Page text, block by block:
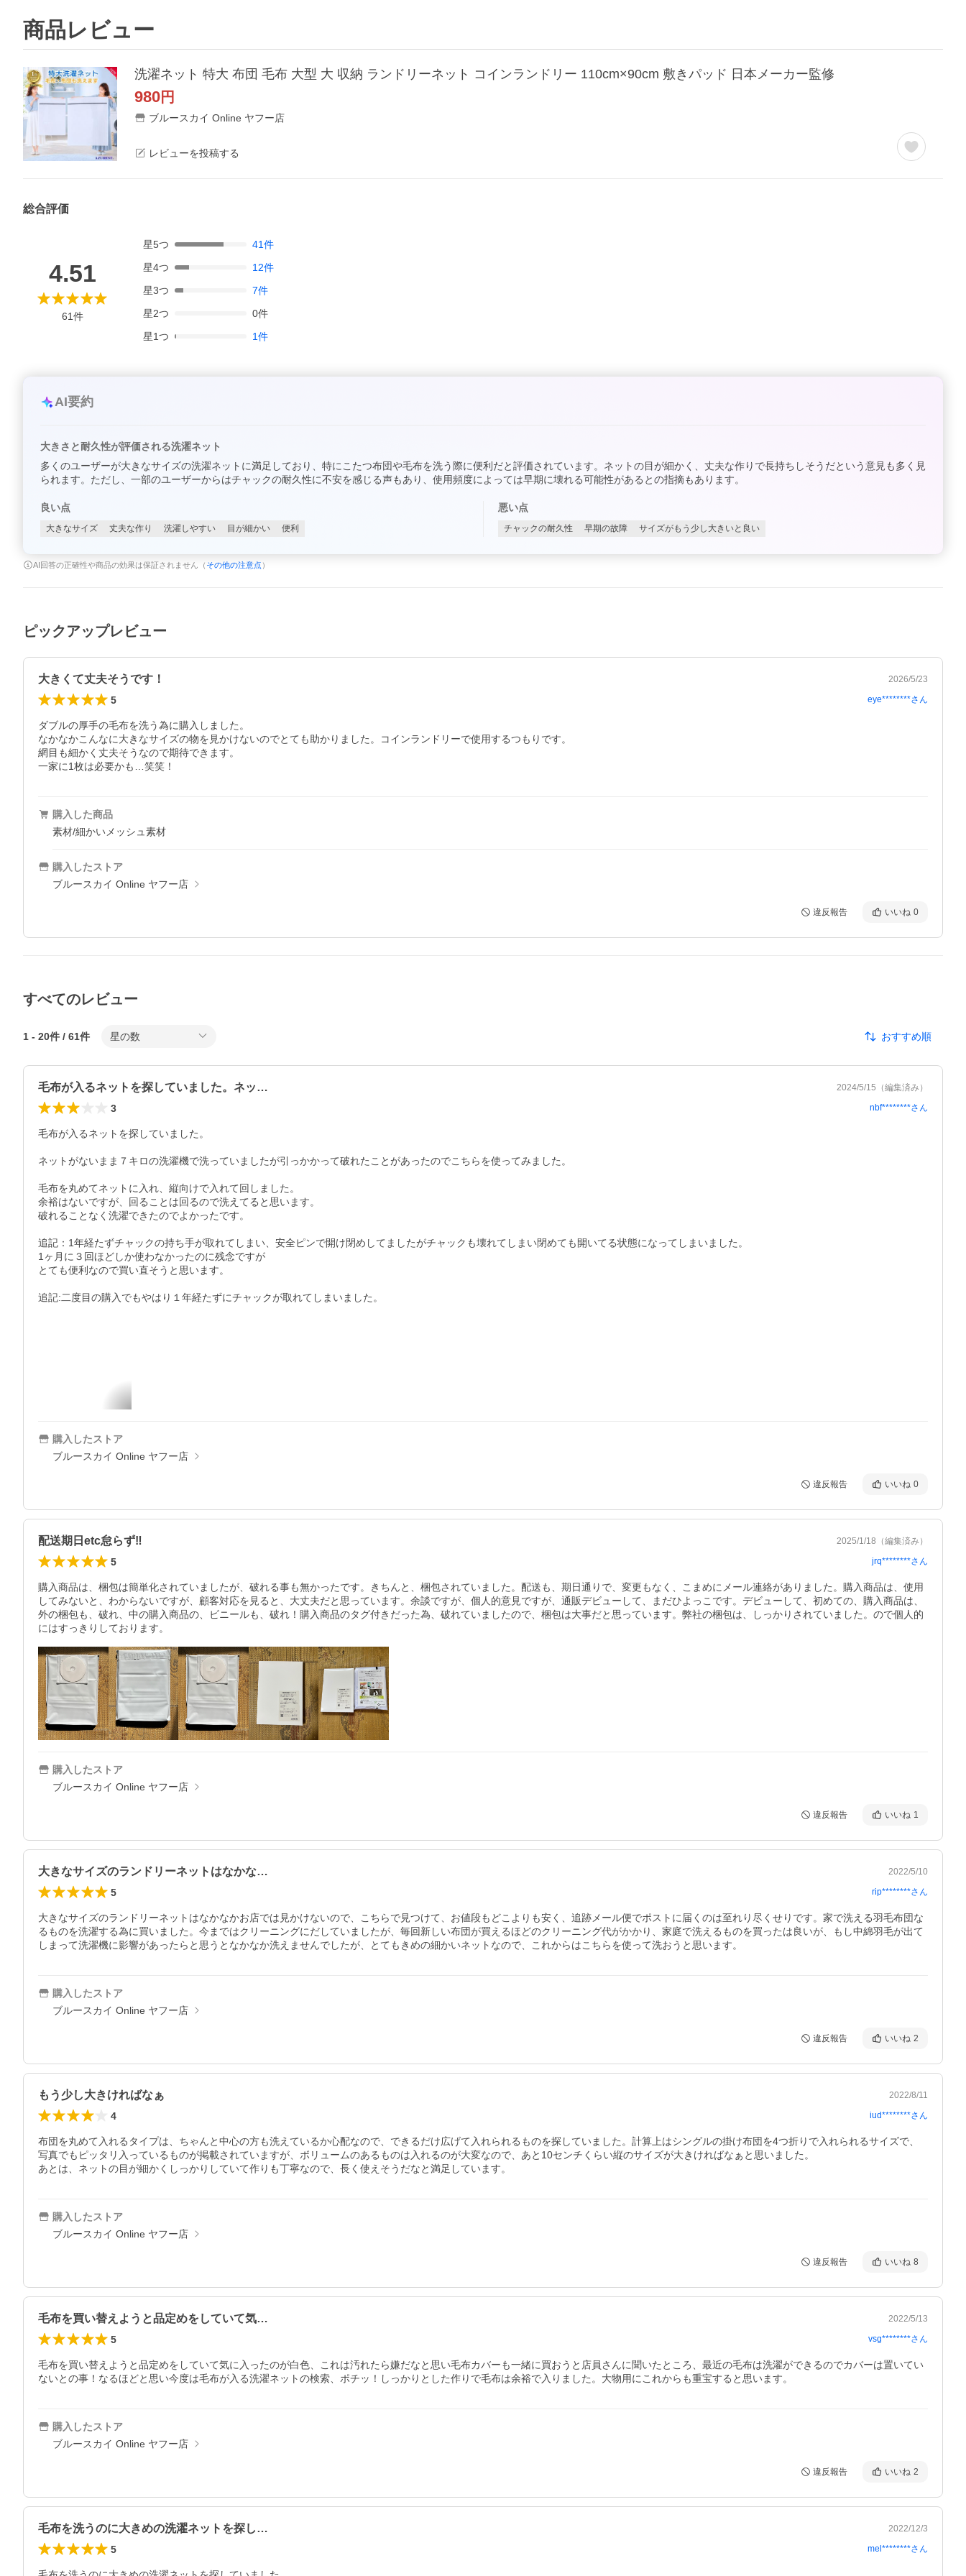
商品レビュー
洗濯ネット 特大 布団 毛布 大型 大 収納 ランドリーネット コインランドリー 110cm×90cm 敷きパッド 日本メーカー監修
980円
ブルースカイ Online ヤフー店
レビューを投稿する
総合評価
4.51
61件
星5つ 41件
星4つ 12件
星3つ 7件
星2つ 0件
星1つ 1件
AI要約
大きさと耐久性が評価される洗濯ネット
多くのユーザーが大きなサイズの洗濯ネットに満足しており、特にこたつ布団や毛布を洗う際に便利だと評価されています。ネットの目が細かく、丈夫な作りで長持ちしそうだという意見も多く見
られます。ただし、一部のユーザーからはチャックの耐久性に不安を感じる声もあり、使用頻度によっては早期に壊れる可能性があるとの指摘もあります。
良い点
大きなサイズ 丈夫な作り 洗濯しやすい 目が細かい 便利
悪い点
チャックの耐久性 早期の故障 サイズがもう少し大きいと良い
AI回答の正確性や商品の効果は保証されません（ その他の注意点 ）
ピックアップレビュー
大きくて丈夫そうです！ 2026/5/23
5 eye********さん
ダブルの厚手の毛布を洗う為に購入しました。
なかなかこんなに大きなサイズの物を見かけないのでとても助かりました。コインランドリーで使用するつもりです。
網目も細かく丈夫そうなので期待できます。
一家に1枚は必要かも…笑笑！
購入した商品
素材/細かいメッシュ素材
購入したストア
ブルースカイ Online ヤフー店
違反報告 いいね 0
すべてのレビュー
1 - 20件 / 61件 星の数 おすすめ順
毛布が入るネットを探していました。ネッ… 2024/5/15 （編集済み）
3 nbf********さん
毛布が入るネットを探していました。
ネットがないまま７キロの洗濯機で洗っていましたが引っかかって破れたことがあったのでこちらを使ってみました。
毛布を丸めてネットに入れ、縦向けで入れて回しました。
余裕はないですが、回ることは回るので洗えてると思います。
破れることなく洗濯できたのでよかったです。
追記：1年経たずチャックの持ち手が取れてしまい、安全ピンで開け閉めしてましたがチャックも壊れてしまい閉めても開いてる状態になってしまいました。
1ヶ月に３回ほどしか使わなかったのに残念ですが
とても便利なので買い直そうと思います。
追記:二度目の購入でもやはり１年経たずにチャックが取れてしまいました。
購入したストア
ブルースカイ Online ヤフー店
違反報告 いいね 0
配送期日etc怠らず‼︎ 2025/1/18 （編集済み）
5 jrq********さん
購入商品は、梱包は簡単化されていましたが、破れる事も無かったです。きちんと、梱包されていました。配送も、期日通りで、変更もなく、こまめにメール連絡がありました。購入商品は、使用
してみないと、わからないですが、顧客対応を見ると、大丈夫だと思っています。余談ですが、個人的意見ですが、通販デビューして、まだひよっこです。デビューして、初めての、購入商品は、
外の梱包も、破れ、中の購入商品の、ビニールも、破れ！購入商品のタグ付きだった為、破れていましたので、梱包は大事だと思っています。弊社の梱包は、しっかりされていました。ので個人的
にはすっきりしております。
購入したストア
ブルースカイ Online ヤフー店
違反報告 いいね 1
大きなサイズのランドリーネットはなかな… 2022/5/10
5 rip********さん
大きなサイズのランドリーネットはなかなかお店では見かけないので、こちらで見つけて、お値段もどこよりも安く、追跡メール便でポストに届くのは至れり尽くせりです。家で洗える羽毛布団な
るものを洗濯する為に買いました。今まではクリーニングにだしていましたが、毎回新しい布団が買えるほどのクリーニング代がかかり、家庭で洗えるものを買ったは良いが、もし中綿羽毛が出て
しまって洗濯機に影響があったらと思うとなかなか洗えませんでしたが、とてもきめの細かいネットなので、これからはこちらを使って洗おうと思います。
購入したストア
ブルースカイ Online ヤフー店
違反報告 いいね 2
もう少し大きければなぁ 2022/8/11
4 iud********さん
布団を丸めて入れるタイプは、ちゃんと中心の方も洗えているか心配なので、できるだけ広げて入れられるものを探していました。計算上はシングルの掛け布団を4つ折りで入れられるサイズで、
写真でもピッタリ入っているものが掲載されていますが、ボリュームのあるものは入れるのが大変なので、あと10センチくらい縦のサイズが大きければなぁと思いました。
あとは、ネットの目が細かくしっかりしていて作りも丁寧なので、長く使えそうだなと満足しています。
購入したストア
ブルースカイ Online ヤフー店
違反報告 いいね 8
毛布を買い替えようと品定めをしていて気… 2022/5/13
5 vsg********さん
毛布を買い替えようと品定めをしていて気に入ったのが白色、これは汚れたら嫌だなと思い毛布カバーも一緒に買おうと店員さんに聞いたところ、最近の毛布は洗濯ができるのでカバーは置いてい
ないとの事！なるほどと思い今度は毛布が入る洗濯ネットの検索、ポチッ！しっかりとした作りで毛布は余裕で入りました。大物用にこれからも重宝すると思います。
購入したストア
ブルースカイ Online ヤフー店
違反報告 いいね 2
毛布を洗うのに大きめの洗濯ネットを探し… 2022/12/3
5 mel********さん